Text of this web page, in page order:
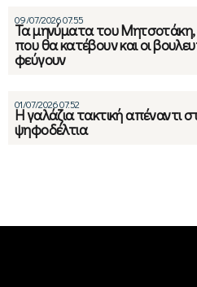
09/07/2026 07:55
Τα μηνύματα του Μητσοτάκη,
που θα κατέβουν και οι
φεύγουν
01/07/2026 07:52
Η γαλάζια τακτική απέναντι
ψηφοδέλτια